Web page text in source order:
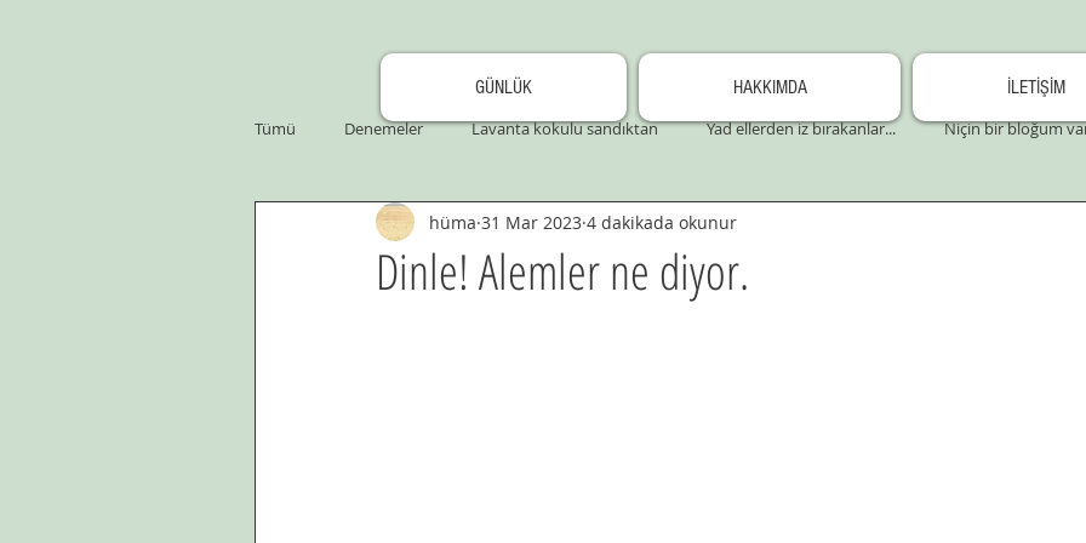
GÜNLÜK HAKKIMDA
İLETİŞİM
Tümü
Denemeler Lavanta kokulu sandıktan Yad ellerden iz bırakanlar... Niçin bir bloğum
Dinle! Alemler ne diyor.
hüma 31 Mar 2023 4 dakikada okunur